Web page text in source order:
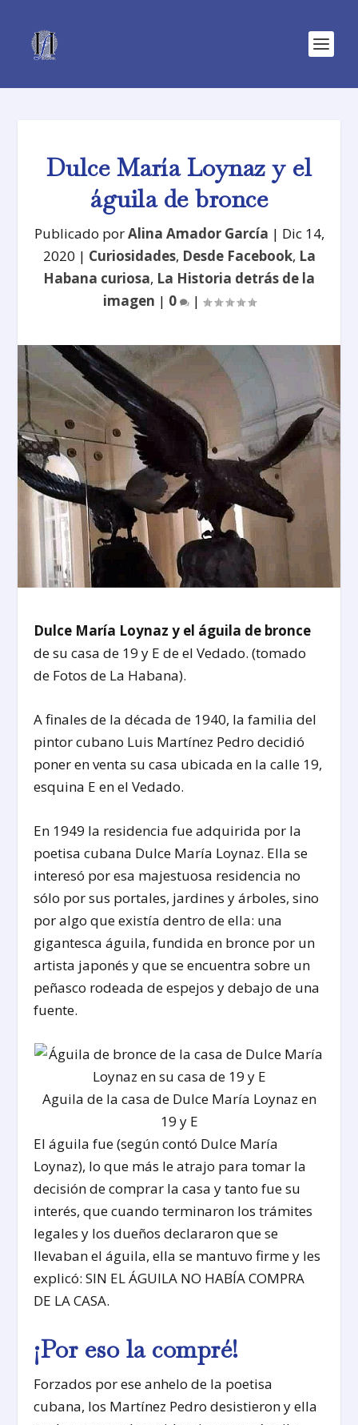
Dulce María Loynaz y el
águila de bronce
Publicado porAlina Amador García | Dic 14,
2020 | Curiosidades, Desde Facebook, La
Habana curiosa, La Historia detrás de la
imagen | 0 |
Dulce María Loynaz y el águila de bronce
de su casa de 19 y E de el Vedado. (tomado
de Fotos de La Habana).
A finales de la década de 1940, la familia del
pintor cubano Luis Martínez Pedro decidió
poner en venta su casa ubicada en la calle 19,
esquina E en el Vedado.
En 1949 la residencia fue adquirida por la
poetisa cubana Dulce María Loynaz. Ella se
interesó por esa majestuosa residencia no
sólo por sus portales, jardines y árboles, sino
por algo que existía dentro de ella: una
gigantesca águila, fundida en bronce por un
artista japonés y que se encuentra sobre un
peñasco rodeada de espejos y debajo de una
fuente.
Aguila de la casa de Dulce María Loynaz en
19 y E
El águila fue (según contó Dulce María
Loynaz), lo que más le atrajo para tomar la
decisión de comprar la casa y tanto fue su
interés, que cuando terminaron los trámites
legales y los dueños declararon que se
llevaban el águila, ella se mantuvo firme y les
explicó: SIN EL ÁGUILA NO HABÍA COMPRA
DE LA CASA.
¡Por eso la compré!
Forzados por ese anhelo de la poetisa
cubana, los Martínez Pedro desistieron y ella